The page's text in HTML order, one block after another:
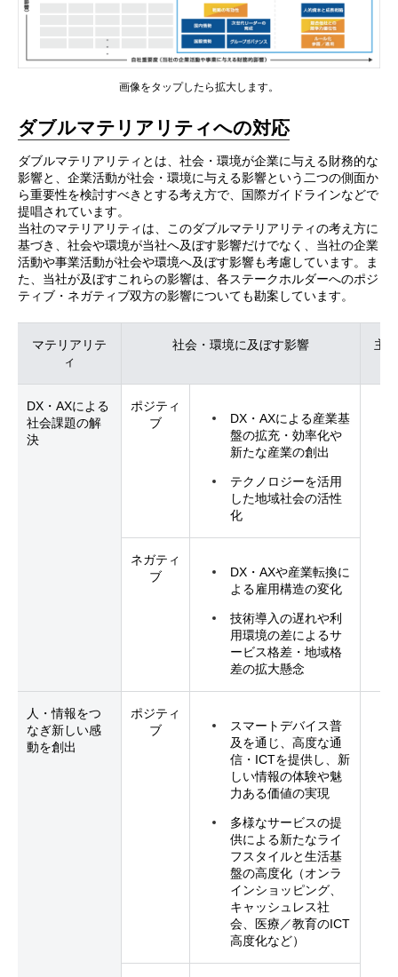
画像をタップしたら拡大します。
ダブルマテリアリティへの対応
ダブルマテリアリティとは、社会・環境が企業に与える財務的な
影響と、企業活動が社会・環境に与える影響という二つの側面か
ら重要性を検討すべきとする考え方で、国際ガイドラインなどで
提唱されています。
当社のマテリアリティは、このダブルマテリアリティの考え方に
基づき、社会や環境が当社へ及ぼす影響だけでなく、当社の企業
活動や事業活動が社会や環境へ及ぼす影響も考慮しています。ま
た、当社が及ぼすこれらの影響は、各ステークホルダーへのポジ
ティブ・ネガティブ双方の影響についても勘案しています。
マテリアリテ
ィ
社会・環境に及ぼす影響
主
DX・AXによる
社会課題の解
決
ポジティ
ブ
DX・AXによる産業基
盤の拡充・効率化や
新たな産業の創出
テクノロジーを活用
した地域社会の活性
化
ネガティ
ブ
DX・AXや産業転換に
よる雇用構造の変化
技術導入の遅れや利
用環境の差によるサ
ービス格差・地域格
差の拡大懸念
人・情報をつ
なぎ新しい感
動を創出
ポジティ
ブ
スマートデバイス普
及を通じ、高度な通
信・ICTを提供し、新
しい情報の体験や魅
力ある価値の実現
多様なサービスの提
供による新たなライ
フスタイルと生活基
盤の高度化（オンラ
インショッピング、
キャッシュレス社
会、医療／教育のICT
高度化など）